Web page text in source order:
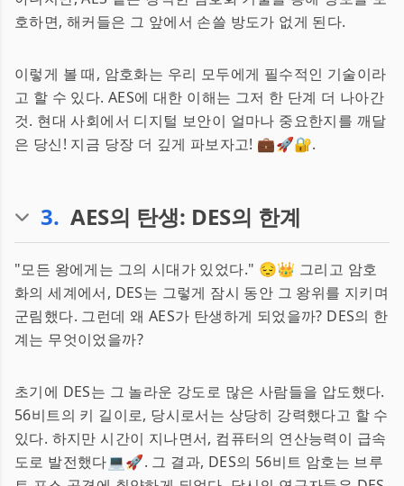
호하면, 해커들은 그 앞에서 손쓸 방도가 없게 된다.
이렇게 볼 때, 암호화는 우리 모두에게 필수적인 기술이라
고 할 수 있다. AES에 대한 이해는 그저 한 단계 더 나아간
것. 현대 사회에서 디지털 보안이 얼마나 중요한지를 깨달
은 당신! 지금 당장 더 깊게 파보자고! 💼🚀🔐.
3. AES의 탄생: DES의 한계
"모든 왕에게는 그의 시대가 있었다." 😔👑 그리고 암호
화의 세계에서, DES는 그렇게 잠시 동안 그 왕위를 지키며
군림했다. 그런데 왜 AES가 탄생하게 되었을까? DES의 한
계는 무엇이었을까?
초기에 DES는 그 놀라운 강도로 많은 사람들을 압도했다.
56비트의 키 길이로, 당시로서는 상당히 강력했다고 할 수
있다. 하지만 시간이 지나면서, 컴퓨터의 연산능력이 급속
도로 발전했다💻🚀. 그 결과, DES의 56비트 암호는 브루